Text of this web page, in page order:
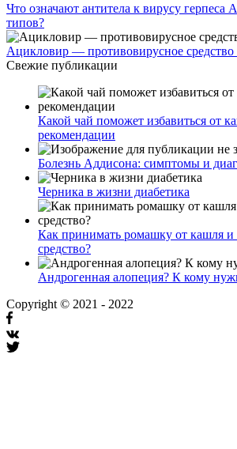
Что означают антитела к вирусу герпеса
типов?
Ацикловир — противовирусное
Свежие публикации
Какой чай поможет избавиться от
рекомендации
Болезнь Аддисона: симптомы и
Черника в жизни диабетика
Как принимать ромашку от кашля и
средство?
Андрогенная алопеция? К кому
Copyright © 2021 - 2022